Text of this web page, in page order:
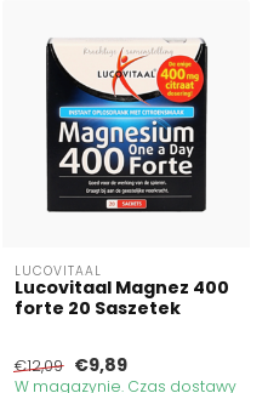
LUCOVITAAL
Lucovitaal Magnez 400
forte 20 Saszetek
€12,09 €9,89
W magazynie. Czas dostawy